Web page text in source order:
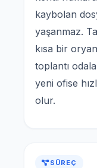
kaybolan
yaşanmaz.
kısa bir
toplantı
yeni ofise
olur.
SÜREÇ